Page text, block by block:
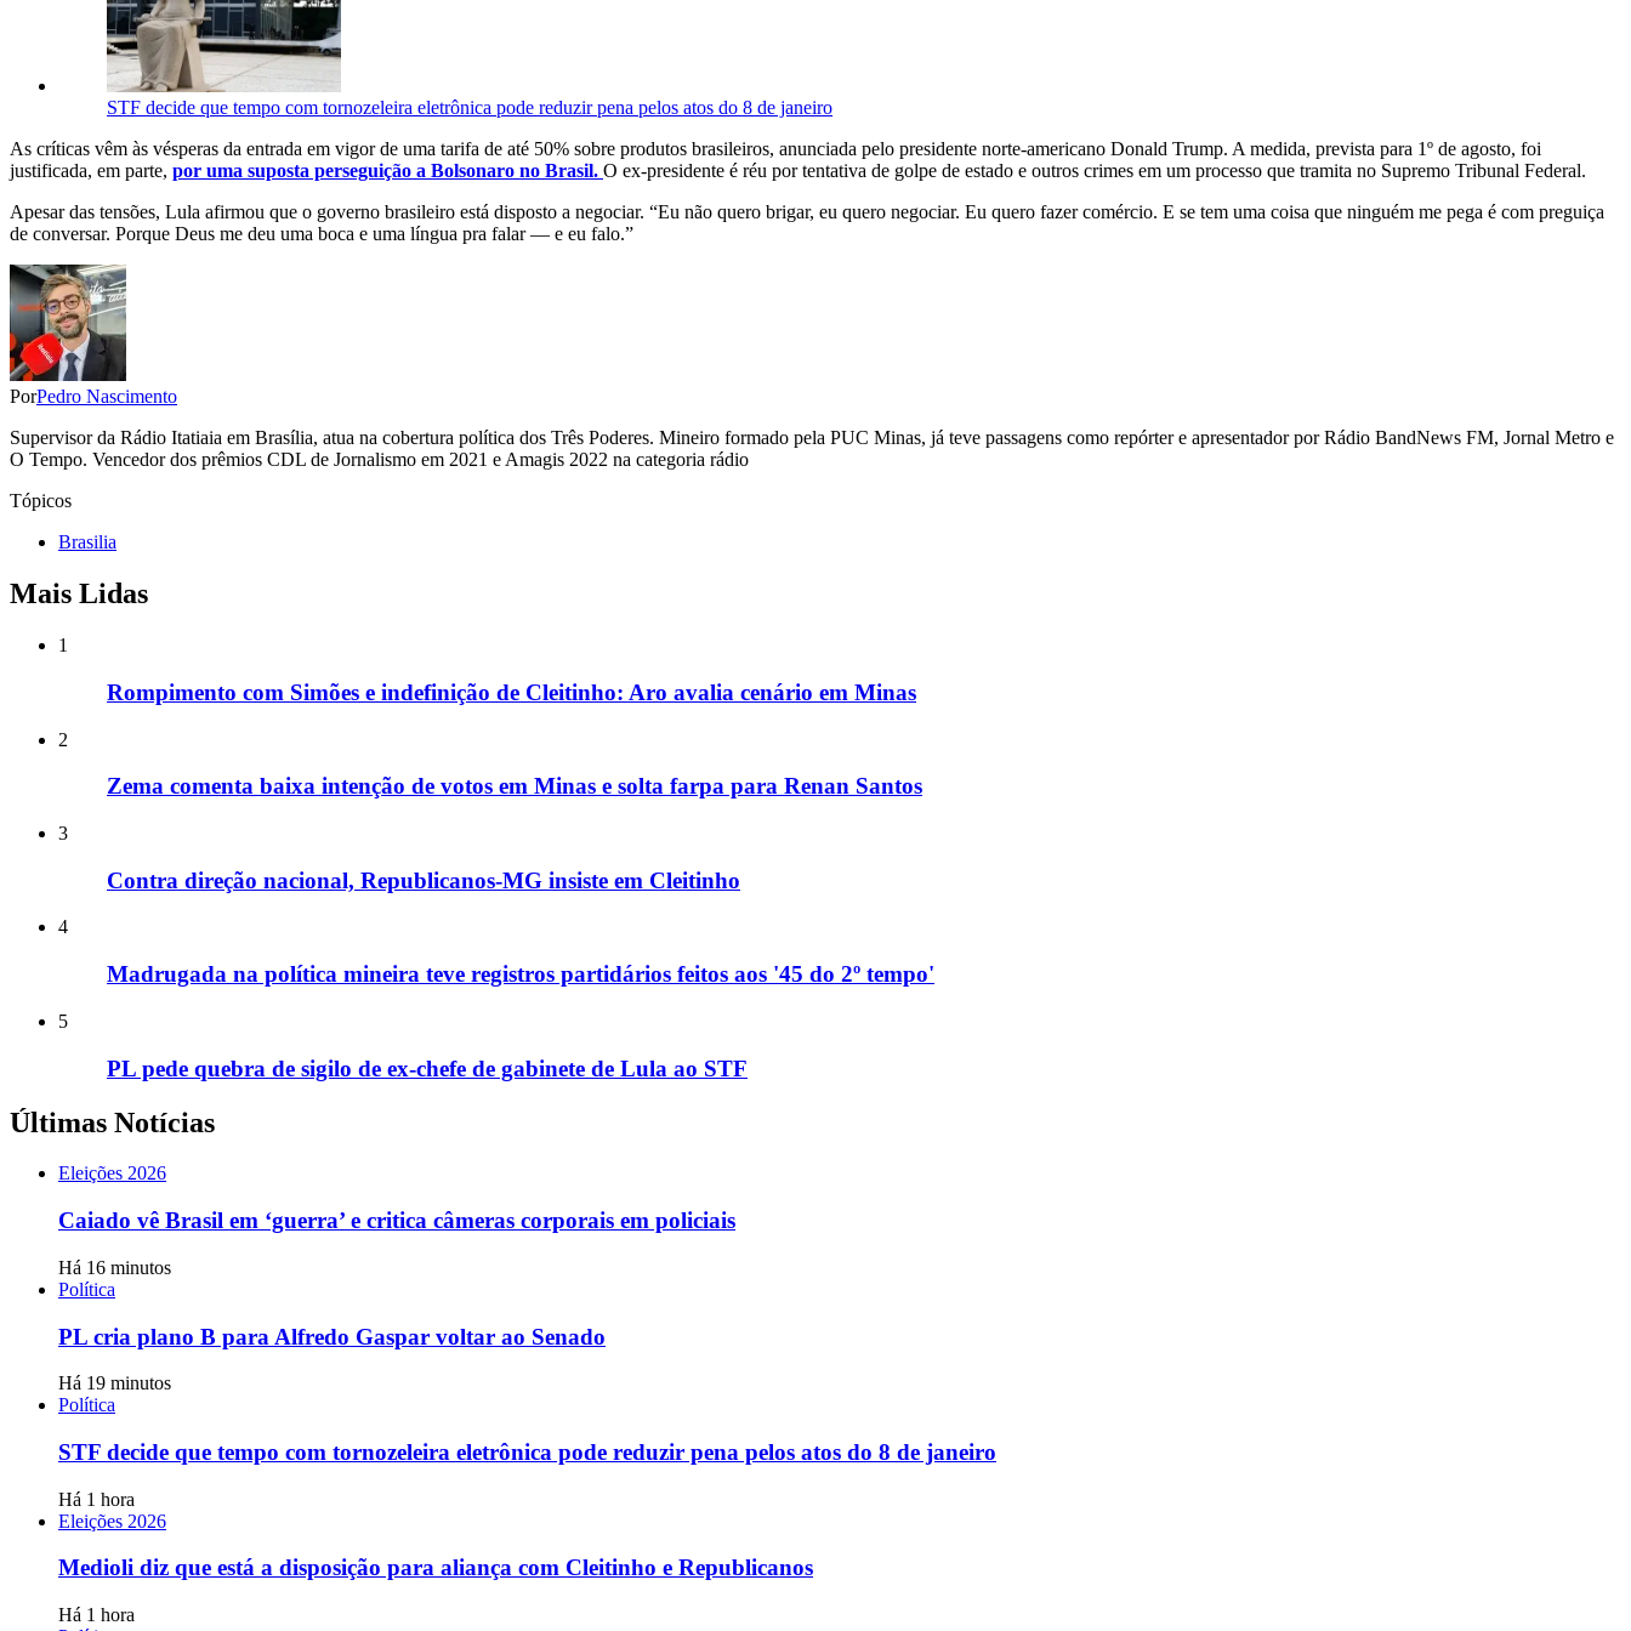
STF decide que tempo com tornozeleira eletrônica pode reduzir pena pelos atos do 8 de janeiro
As críticas vêm às vésperas da entrada em vigor de uma tarifa de até 50% sobre produtos brasileiros, anunciada pelo presidente norte-americano Donald Trump. A medida, prevista para 1º de agosto, foi
justificada, em parte, por uma suposta perseguição a Bolsonaro no Brasil. O ex-presidente é réu por tentativa de golpe de estado e outros crimes em um processo que tramita no Supremo Tribunal Federal.
Apesar das tensões, Lula afirmou que o governo brasileiro está disposto a negociar. “Eu não quero brigar, eu quero negociar. Eu quero fazer comércio. E se tem uma coisa que ninguém me pega é com preguiça
de conversar. Porque Deus me deu uma boca e uma língua pra falar — e eu falo.”
PorPedro Nascimento
Supervisor da Rádio Itatiaia em Brasília, atua na cobertura política dos Três Poderes. Mineiro formado pela PUC Minas, já teve passagens como repórter e apresentador por Rádio BandNews FM, Jornal Metro e
O Tempo. Vencedor dos prêmios CDL de Jornalismo em 2021 e Amagis 2022 na categoria rádio
Tópicos
Brasilia
Mais Lidas
1
Rompimento com Simões e indefinição de Cleitinho: Aro avalia cenário em Minas
2
Zema comenta baixa intenção de votos em Minas e solta farpa para Renan Santos
3
Contra direção nacional, Republicanos-MG insiste em Cleitinho
4
Madrugada na política mineira teve registros partidários feitos aos '45 do 2º tempo'
5
PL pede quebra de sigilo de ex-chefe de gabinete de Lula ao STF
Últimas Notícias
Eleições 2026
Caiado vê Brasil em ‘guerra’ e critica câmeras corporais em policiais
Há 16 minutos
Política
PL cria plano B para Alfredo Gaspar voltar ao Senado
Há 19 minutos
Política
STF decide que tempo com tornozeleira eletrônica pode reduzir pena pelos atos do 8 de janeiro
Há 1 hora
Eleições 2026
Medioli diz que está a disposição para aliança com Cleitinho e Republicanos
Há 1 hora